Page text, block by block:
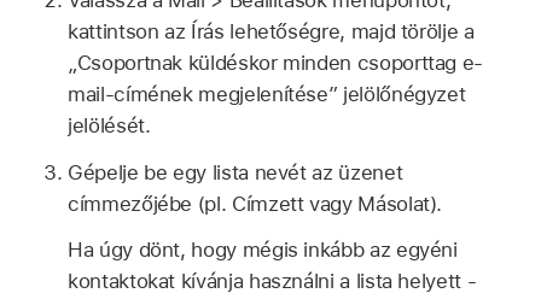
kattintson az Írás lehetőségre, majd törölje a
„Csoportnak küldéskor minden csoporttag e-
mail-címének megjelenítése” jelölőnégyzet
jelölését.
Gépelje be egy lista nevét az üzenet
címmezőjébe (pl. Címzett vagy Másolat).
Ha úgy dönt, hogy mégis inkább az egyéni
kontaktokat kívánja használni a lista helyett -